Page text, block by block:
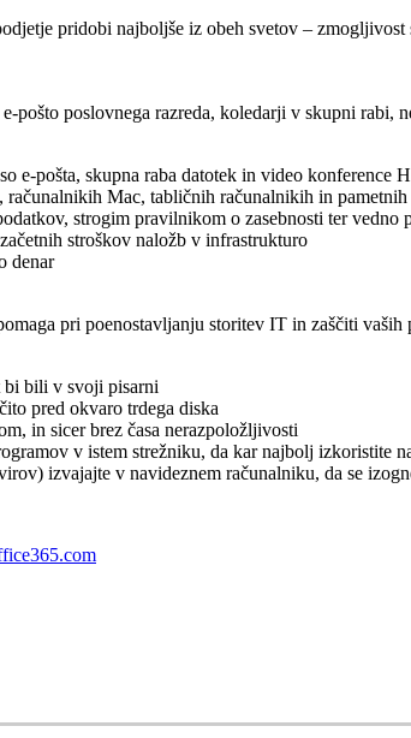
pridobi najboljše iz obeh svetov –
poslovnega razreda, koledarji v skupni rabi,
e-pošta, skupna raba datotek in video konference
Mac, tabličnih računalnikih in
strogim pravilnikom o zasebnosti ter vedno
stroškov naložb v infrastrukturo
denar
pri poenostavljanju storitev IT in zaščiti
bi bili v svoji pisarni
pred okvaro trdega diska
in sicer brez časa nerazpoložljivosti
v istem strežniku, da kar najbolj izkoristite
izvajajte v navideznem računalniku, da se